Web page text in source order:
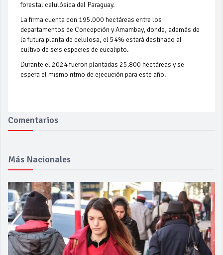
forestal celulósica del Paraguay.
La firma cuenta con 195.000 hectáreas entre los
departamentos de Concepción y Amambay, donde, además de
la futura planta de celulosa, el 54% estará destinado al
cultivo de seis especies de eucalipto.
Durante el 2024 fueron plantadas 25.800 hectáreas y se
espera el mismo ritmo de ejecución para este año.
Comentarios
Más Nacionales